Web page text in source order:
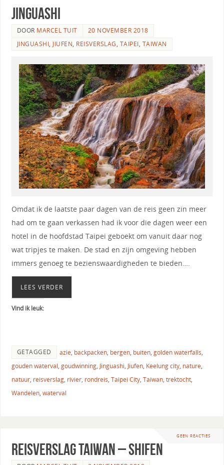
Jinguashi
DOOR MARCEL TUIT
20 NOVEMBER 2018
JINGUASHI, JIUFEN, REISVERSLAG, TAIPEI, TAIWAN
Omdat ik de laatste paar dagen van de reis geen zin meer
had om te gaan verkassen had ik voor die dagen weer een
hotel in de hoofdstad Taipei geboekt om vanuit daar nog
wat tripjes te maken. De stad en zijn omgeving hebben
immers genoeg te bezienswaardigheden te bieden….
LEES VERDER
Vind ik leuk:
GETAGGED azie, backpacken, bergen, buiten, golden waterfalls,
gouden waterval, goudwinning, Jinguashi, Jiufen, Keelung city, nature,
natuur, reisverslag, rivier, rondreis, Taipei City, Taiwan, trektocht,
Wandelen, waterval
GEEN REACTIES
Reisverslag Taiwan – Shifen